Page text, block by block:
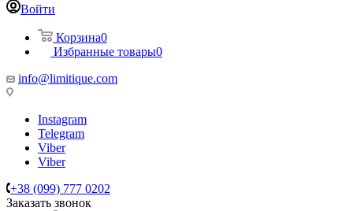
Войти
Корзина0
Избранные товары0
info@limitique.com
Instagram
Telegram
Viber
Viber
+38 (099) 777 0202
Заказать звонок